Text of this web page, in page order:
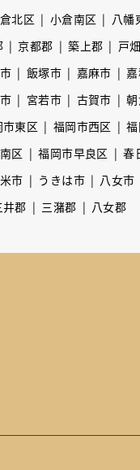
北区 小倉南区 八幡
京都郡 築上郡
戸
飯塚市 嘉麻市
宮若市 古賀市
東区 福岡市西区
区 福岡市早良区 春
市 うきは市 八女市
井郡 三潴郡 八女郡